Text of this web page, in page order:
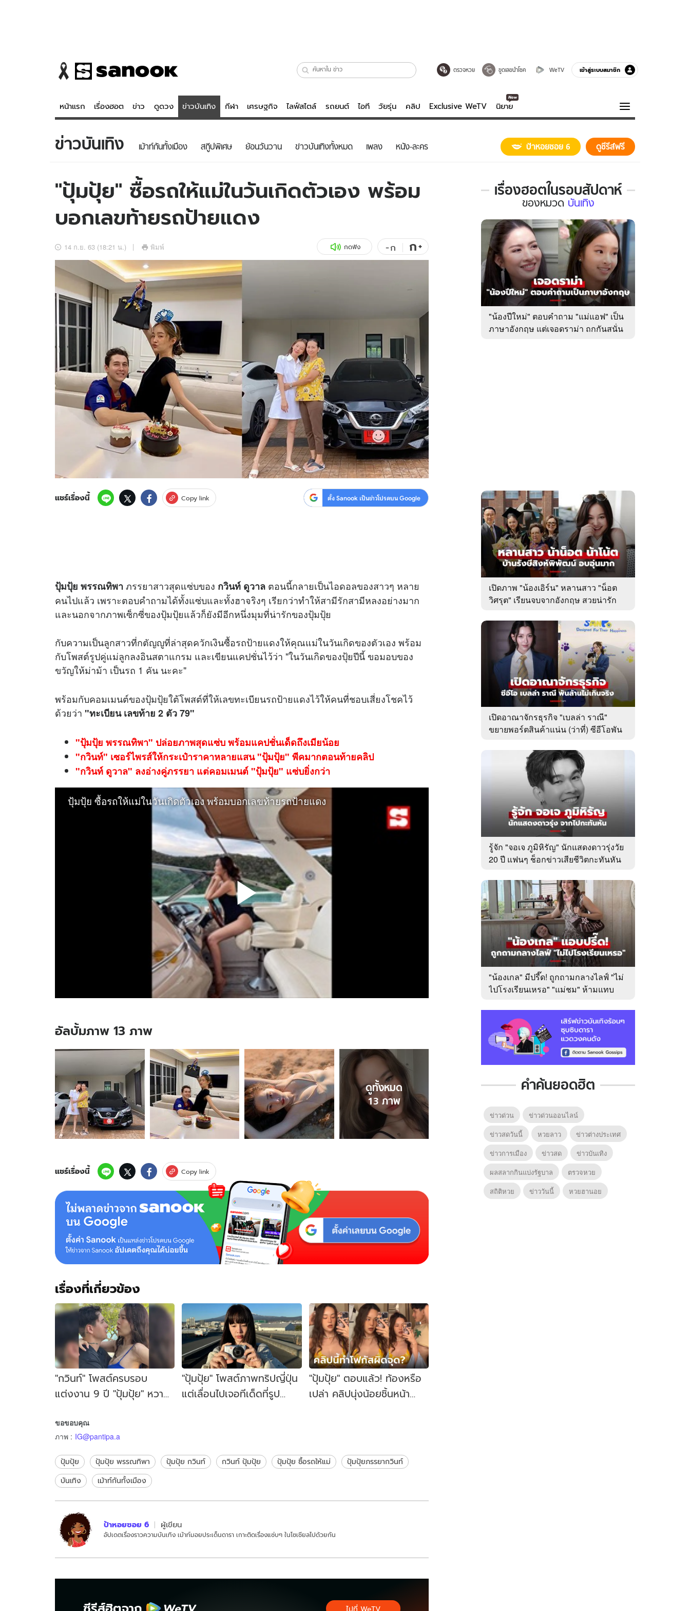
ตรวจหวย ขูดเลขนำโชค WeTV เข้าสู่ระบบสมาชิก
หน้าแรก เรื่องฮอต ข่าว ดูดวง ข่าวบันเทิง กีฬา เศรษฐกิจ ไลฟ์สไตล์ รถยนต์ ไอที วัยรุ่น คลิป Exclusive WeTV นิยาย
ข่าว
ข่าวบันเทิง
ข่าวกีฬา
ข่าวเศรษฐกิจ
อัปเดตจีน
เช็กข่าวชัวร์
ดูดวง - ตรวจหวย
สถิติหวยไทย
หวยลาว
ไลฟ์สไตล์
วัยรุ่น
สุขภาพ
เที่ยว-กิน
บันเทิงครบรส
เกมส์
ดูทีวี
WeTV
ความรู้รอบตัว
ฮาวทู
ดาวน์โหลดสนุกแอปฟรี ติดตามสนุกโซเชียลได้ที่
สงวนลิขสิทธิ์ ©2569บริษัท อิมเมจ ฟิวเจอร์ (ประเทศไทย) จำกัด
ข่าวบันเทิง เม้าท์กันทั้งเมือง สกู๊ปพิเศษ ย้อนวันวาน ข่าวบันเทิงทั้งหมด เพลง หนัง-ละคร ป้าหอยซอย 6 ดูซีรีส์ฟรี
"ปุ้มปุ้ย" ซื้อรถให้แม่ในวันเกิดตัวเอง พร้อม
บอกเลขท้ายรถป้ายแดง
14 ก.ย. 63 (18:21 น.) พิมพ์ กดฟัง -ก ก+
แชร์เรื่องนี้ Copy link ตั้ง Sanook เป็นข่าวโปรดบน Google
ปุ้มปุ้ย พรรณทิพาภรรยาสาวสุดแซ่บของ กวินท์ ดูวาล ตอนนี้กลายเป็นไอดอลของสาวๆ หลาย
คนไปแล้ว เพราะตอบคำถามได้ทั้งแซ่บและทั้งฮาจริงๆ เรียกว่าทำให้สามีรักสามีหลงอย่างมาก
และนอกจากภาพเซ็กซี่ของปุ้มปุ้ยแล้วก็ยังมีอีกหนึ่งมุมที่น่ารักของปุ้มปุ้ย
กับความเป็นลูกสาวที่กตัญญูที่ล่าสุดควักเงินซื้อรถป้ายแดงให้คุณแม่ในวันเกิดของตัวเอง พร้อม
กับโพสต์รูปคู่แม่ลูกลงอินสตาแกรม และเขียนแคปชั่นไว้ว่า "ในวันเกิดของปุ้ยปีนี้ ขอมอบของ
ขวัญให้ม่าม้า เป็นรถ 1 คัน นะคะ"
พร้อมกับคอมเมนต์ของปุ้มปุ้ยใต้โพสต์ที่ให้เลขทะเบียนรถป้ายแดงไว้ให้คนที่ชอบเสี่ยงโชคไว้
ด้วยว่า "ทะเบียน เลขท้าย 2 ตัว 79"
"ปุ้มปุ้ย พรรณทิพา" ปล่อยภาพสุดแซ่บ พร้อมแคปชั่นเด็ดถึงเมียน้อย
"กวินท์" เซอร์ไพรส์ให้กระเป๋าราคาหลายแสน "ปุ้มปุ้ย" พีคมากตอนท้ายคลิป
"กวินท์ ดูวาล" ลงอ่างคู่ภรรยา แต่คอมเมนต์ "ปุ้มปุ้ย" แซ่บยิ่งกว่า
อัลบั้มภาพ 13 ภาพ
อัลบั้ม
13
ภาพ
ของ
"ปุ้ม
ปุ้ย"
ซื้อ
รถ
ใน
เกิด
ตัว
พร้อม
บอก
เลข
ท้าย
ป้าย
แดง
ดูทั้งหมด
13 ภาพ
แชร์เรื่องนี้ Copy link
เรื่องที่เกี่ยวข้อง
"กวินท์" โพสต์ครบรอบ
แต่งงาน 9 ปี "ปุ้มปุ้ย" หวาน
"ปุ้มปุ้ย" โพสต์ภาพทริปญี่ปุ่น
แต่เลื่อนไปเจอทีเด็ดที่รูป
"ปุ้มปุ้ย" ตอบแล้ว! ท้องหรือ
เปล่า คลิปนุ่งน้อยชิ้นหน้า
ขอขอบคุณ
ภาพ : IG@pantipa.a
ปุ้มปุ้ย ปุ้มปุ้ย พรรณทิพา ปุ้มปุ้ย กวินท์ กวินท์ ปุ้มปุ้ย ปุ้มปุ้ย ซื้อรถให้แม่
ปุ้มปุ้ยภรรยากวินท์
บันเทิง
เม้าท์กันทั้งเมือง
ป้าหอยซอย 6 ผู้เขียน
อัปเดตเรื่องราวความบันเทิง เม้าท์มอยประเด็นดารา เกาะติดเรื่องแซ่บๆ ในโซเชียลไปด้วยกัน
ไปที่ WeTV
เรื่องฮอตในรอบสัปดาห์
เรื่อง
ใน
รอบ
สัปดาห์
ของ
หมวด
บันเทิง
ของหมวด บันเทิง
"น้องปีใหม่" ตอบคำถาม "แม่แอฟ" เป็น
ภาษาอังกฤษ แต่เจอดราม่า ถกกันสนั่น
เปิดภาพ "น้องเอิร์น" หลานสาว "น็อต
วิศรุต" เรียนจบจากอังกฤษ สวยน่ารัก
เปิดอาณาจักรธุรกิจ "เบลล่า ราณี"
ขยายพอร์ตสินค้าแน่น (ว่าที่) ซีอีโอพัน
รู้จัก "จอเจ ภูมิหิรัญ" นักแสดงดาวรุ่งวัย
20 ปี แฟนๆ ช็อกข่าวเสียชีวิตกะทันหัน
"น้องเกล" มีปรี๊ด! ถูกถามกลางไลฟ์ "ไม่
ไปโรงเรียนเหรอ" "แม่ชม" ห้ามแทบ
คำค้นยอดฮิต
ข่าวด่วน
ข่าวด่วนออนไลน์
ข่าวสดวันนี้
หวยลาว
ข่าวต่างประเทศ
ข่าวการเมือง
ข่าวสด
ข่าวบันเทิง
ผลสลากกินแบ่งรัฐบาล
ตรวจหวย
สถิติหวย
ข่าววันนี้ หวยฮานอย